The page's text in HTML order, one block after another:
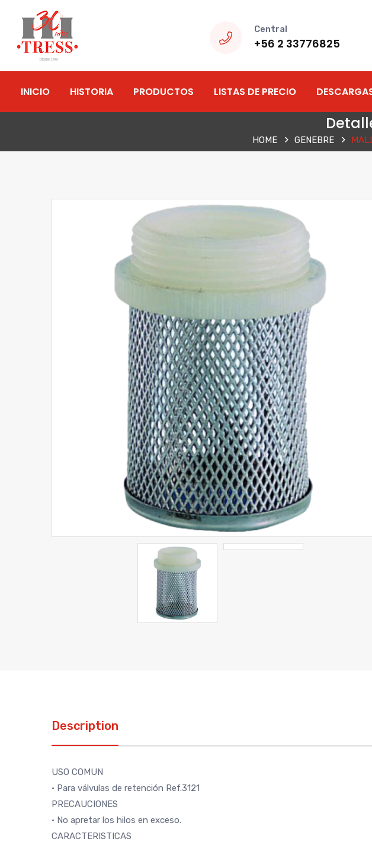
Central
+56 2 33776825
INICIO HISTORIA PRODUCTOS LISTAS DE PRECIO
HOME GENEBRE
Description
USO COMUN
• Para válvulas de retención Ref.3121
PRECAUCIONES
• No apretar los hilos en exceso.
CARACTERISTICAS